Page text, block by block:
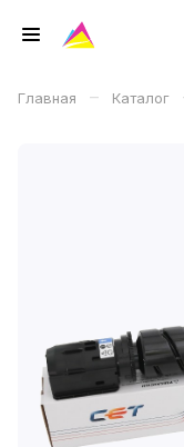
Главная – Каталог